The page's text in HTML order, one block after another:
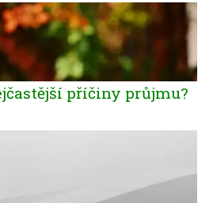
příčiny průjmu?